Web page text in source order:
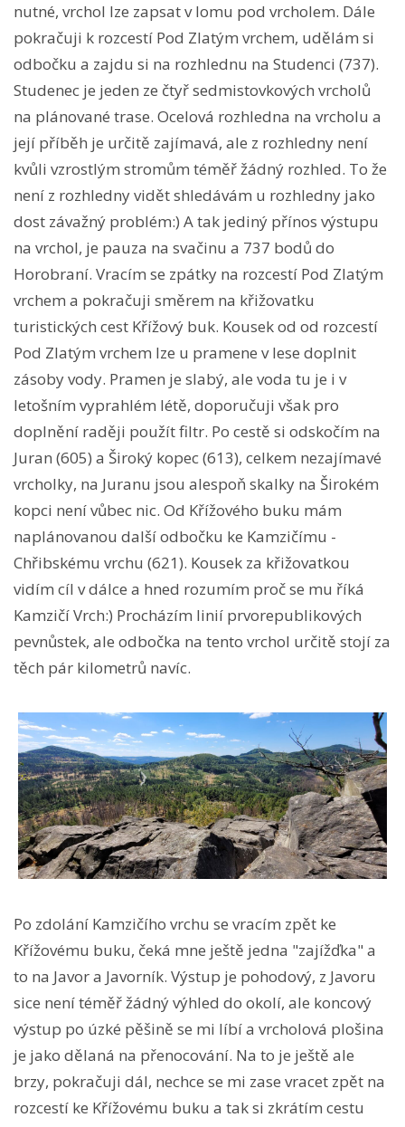
nutné, vrchol lze zapsat v lomu pod vrcholem. Dále
pokračuji k rozcestí Pod Zlatým vrchem, udělám si
odbočku a zajdu si na rozhlednu na Studenci (737).
Studenec je jeden ze čtyř sedmistovkových vrcholů
na plánované trase. Ocelová rozhledna na vrcholu a
její příběh je určitě zajímavá, ale z rozhledny není
kvůli vzrostlým stromům téměř žádný rozhled. To že
není z rozhledny vidět shledávám u rozhledny jako
dost závažný problém:) A tak jediný přínos výstupu
na vrchol, je pauza na svačinu a 737 bodů do
Horobraní. Vracím se zpátky na rozcestí Pod Zlatým
vrchem a pokračuji směrem na křižovatku
turistických cest Křížový buk. Kousek od od rozcestí
Pod Zlatým vrchem lze u pramene v lese doplnit
zásoby vody. Pramen je slabý, ale voda tu je i v
letošním vyprahlém létě, doporučuji však pro
doplnění raději použít filtr. Po cestě si odskočím na
Juran (605) a Široký kopec (613), celkem nezajímavé
vrcholky, na Juranu jsou alespoň skalky na Širokém
kopci není vůbec nic. Od Křížového buku mám
naplánovanou další odbočku ke Kamzičímu -
Chřibskému vrchu (621). Kousek za křižovatkou
vidím cíl v dálce a hned rozumím proč se mu říká
Kamzičí Vrch:) Procházím linií prvorepublikových
pevnůstek, ale odbočka na tento vrchol určitě stojí za
těch pár kilometrů navíc.
Po zdolání Kamzičího vrchu se vracím zpět ke
Křížovému buku, čeká mne ještě jedna "zajížďka" a
to na Javor a Javorník. Výstup je pohodový, z Javoru
sice není téměř žádný výhled do okolí, ale koncový
výstup po úzké pěšině se mi líbí a vrcholová plošina
je jako dělaná na přenocování. Na to je ještě ale
brzy, pokračuji dál, nechce se mi zase vracet zpět na
rozcestí ke Křížovému buku a tak si zkrátím cestu